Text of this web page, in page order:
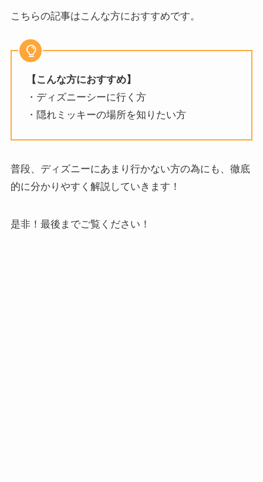
こちらの記事はこんな方におすすめです。
【こんな方におすすめ】
・ディズニーシーに行く方
・隠れミッキーの場所を知りたい方
普段、ディズニーにあまり行かない方の為にも、徹底
的に分かりやすく解説していきます！
是非！最後までご覧ください！